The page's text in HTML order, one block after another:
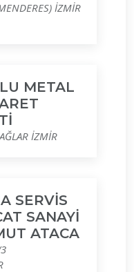
İZMİR
METAL
İZMİR
SERVİS
SANAYİ
ATACA